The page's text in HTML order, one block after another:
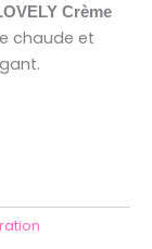
Crème
chaude et